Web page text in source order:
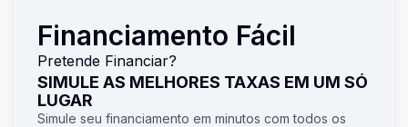
Financiamento Fácil
Pretende Financiar?
SIMULE AS MELHORES TAXAS EM UM SÓ
LUGAR
Simule seu financiamento em minutos com todos os